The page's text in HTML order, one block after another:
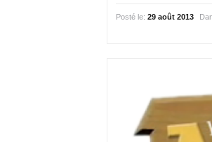
Posté le:29 août 2013